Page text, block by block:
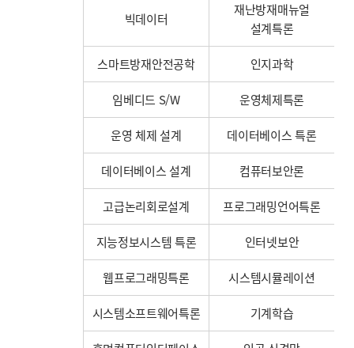
빅데이터
재난방재매뉴얼
설계특론
스마트방재안전공학 인지과학
임베디드 S/W 운영체제특론
운영 체제 설계 데이터베이스 특론
데이터베이스 설계 컴퓨터보안론
고급논리회로설계 프로그래밍언어특론
지능정보시스템 특론 인터넷보안
웹프로그래밍특론 시스템시뮬레이션
시스템소프트웨어특론 기계학습